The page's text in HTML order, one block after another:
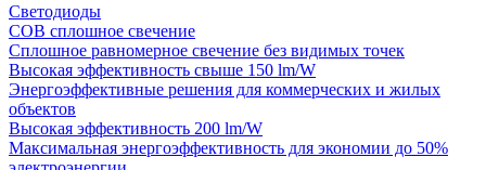
Светодиоды
COB сплошное свечение
Сплошное равномерное свечение без видимых точек
Высокая эффективность свыше 150 lm/W
Энергоэффективные решения для коммерческих и жилых
объектов
Высокая эффективность 200 lm/W
Максимальная энергоэффективность для экономии до 50%